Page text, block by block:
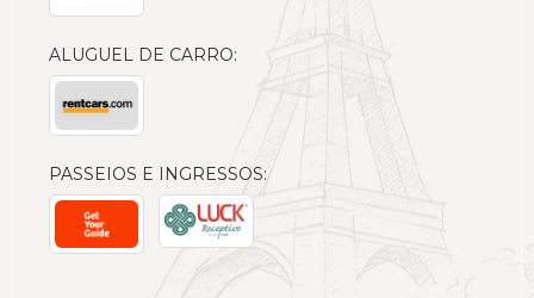
ALUGUEL DE CARRO:
PASSEIOS E INGRESSOS: